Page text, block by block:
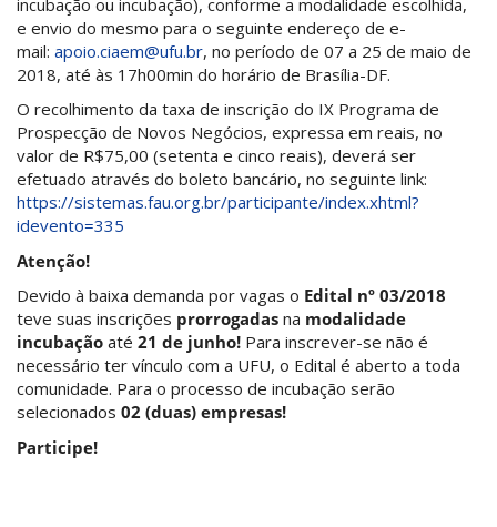
e envio do mesmo para o seguinte endereço de e-
mail: apoio.ciaem@ufu.br, no período de 07 a 25 de maio de
2018, até às 17h00min do horário de Brasília-DF.
O recolhimento da taxa de inscrição do IX Programa de
Prospecção de Novos Negócios, expressa em reais, no
valor de R$75,00 (setenta e cinco reais), deverá ser
efetuado através do boleto bancário, no seguinte link:
https://sistemas.fau.org.br/participante/index.xhtml?
idevento=335
Atenção!
Devido à baixa demanda por vagas o Edital nº 03/2018
teve suas inscrições prorrogadas na modalidade
incubação até 21 de junho! Para inscrever-se não é
necessário ter vínculo com a UFU, o Edital é aberto a toda
comunidade. Para o processo de incubação serão
selecionados 02 (duas) empresas!
Participe!